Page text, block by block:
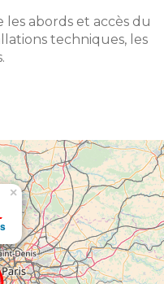
abords et accès du
techniques, les
×